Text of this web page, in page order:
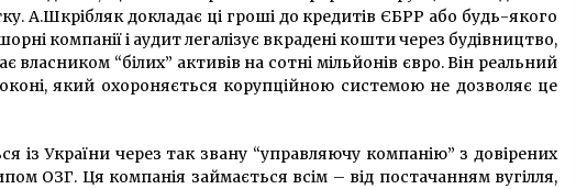
А.Шкрібляк докладає ці гроші до кредитів ЄБРР або будь-якого
компанії і аудит легалізує вкрадені кошти через будівництво,
власником “білих” активів на сотні мільйонів євро. Він реальний
який охороняється корупційною системою не дозволяє це
із України через так звану “управляючу компанію” з довірених
ОЗГ. Ця компанія займається всім – від постачанням вугілля,